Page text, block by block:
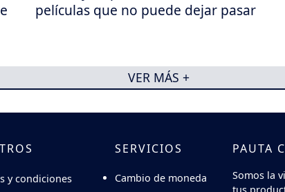
películas que no puede dejar pasar
VER MÁS +
y condiciones
SERVICIOS
Cambio de moneda
PAUTA
Somos la